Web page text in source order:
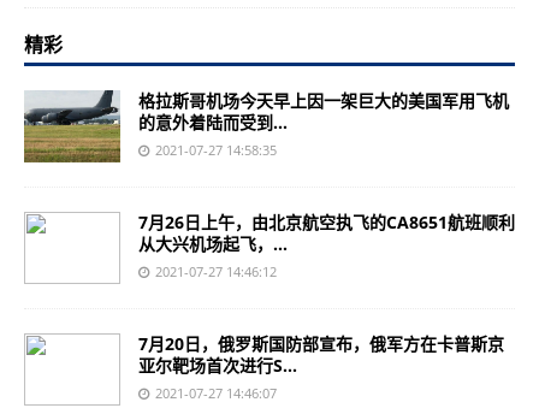
精彩
格拉斯哥机场今天早上因一架巨大的美国军用飞机
的意外着陆而受到...
2021-07-27 14:58:35
7月26日上午，由北京航空执飞的CA8651航班顺利
从大兴机场起飞，...
2021-07-27 14:46:12
7月20日，俄罗斯国防部宣布，俄军方在卡普斯京
亚尔靶场首次进行S...
2021-07-27 14:46:07